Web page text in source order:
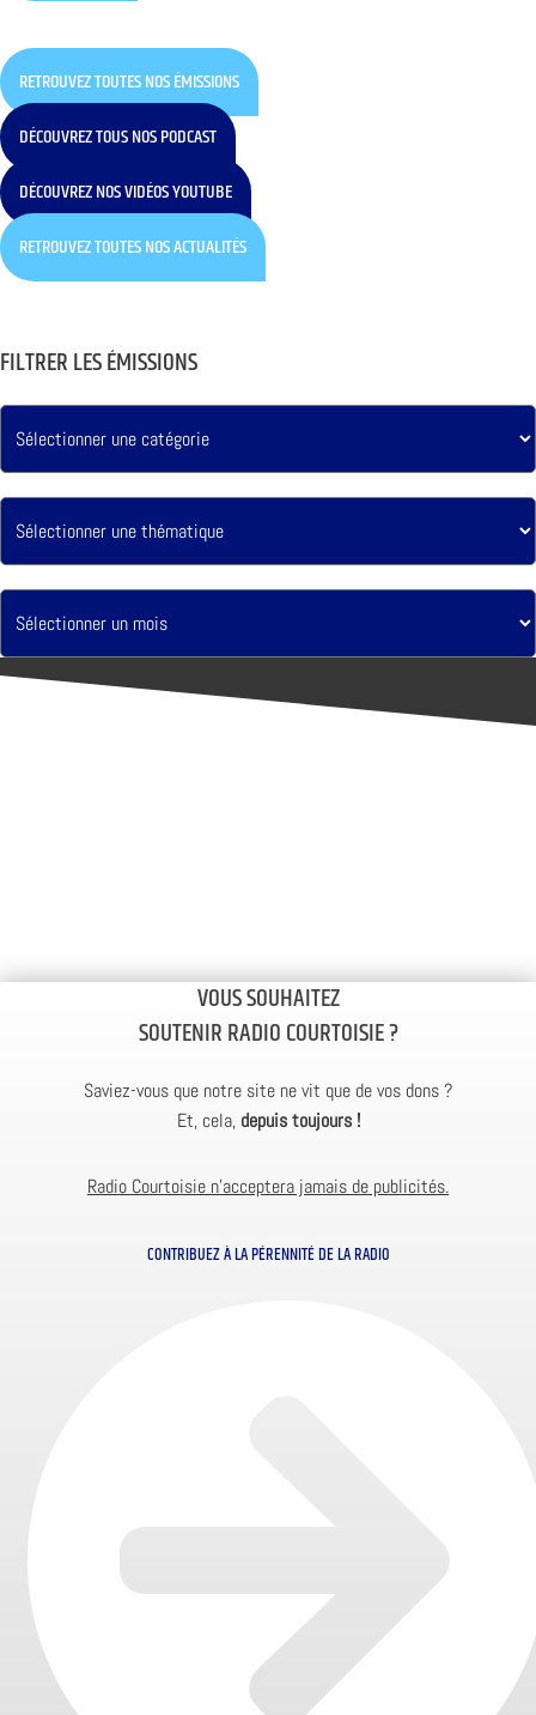
RETROUVEZ TOUTES NOS ÉMISSIONS
DÉCOUVREZ TOUS NOS PODCAST
DÉCOUVREZ NOS VIDÉOS YOUTUBE
RETROUVEZ TOUTES NOS ACTUALITÉS
FILTRER LES ÉMISSIONS
VOUS SOUHAITEZ
SOUTENIR RADIO COURTOISIE ?
Saviez-vous que notre site ne vit que de vos dons ?
Et, cela, depuis toujours !
Radio Courtoisie n’acceptera jamais de publicités.
CONTRIBUEZ À LA PÉRENNITÉ DE LA RADIO